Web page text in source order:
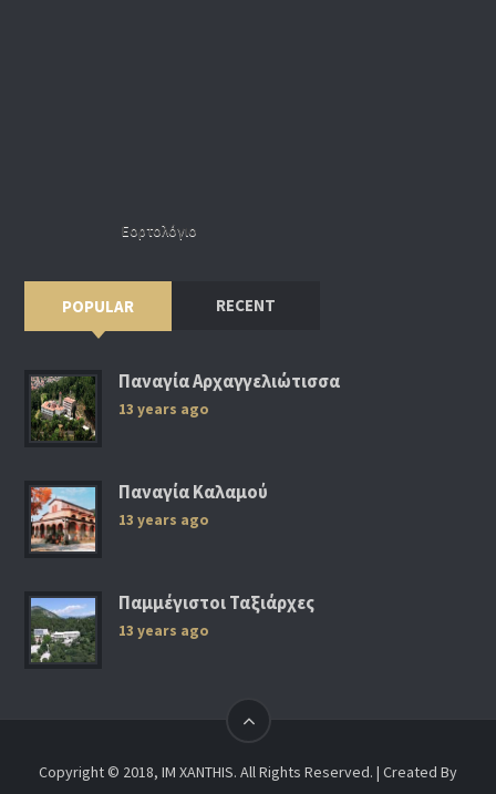
Εορτολόγιο
POPULAR RECENT
Παναγία Αρχαγγελιώτισσα
13 years ago
Παναγία Καλαμού
13 years ago
Παμμέγιστοι Ταξιάρχες
13 years ago
Copyright © 2018, IM XANTHIS. All Rights Reserved. | Created By